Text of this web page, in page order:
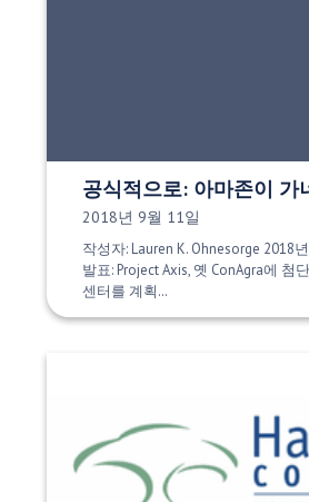
공식적으로: 아마존이 가
게시 날짜:
2018년 9월 11일
작성자: Lauren K. Ohnesorge 2018
발표: Project Axis, 옛 ConAgra에 첨
센터를 계획…